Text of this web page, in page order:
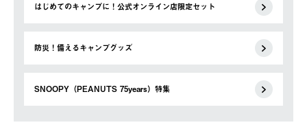
はじめてのキャンプに！公式オンライン店限定セット
防災！備えるキャンプグッズ
SNOOPY（PEANUTS 75years）特集